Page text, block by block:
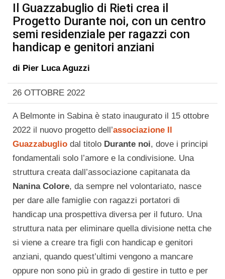
Il Guazzabuglio di Rieti crea il
Progetto Durante noi, con un centro
semi residenziale per ragazzi con
handicap e genitori anziani
di Pier Luca Aguzzi
26 OTTOBRE 2022
A Belmonte in Sabina è stato inaugurato il 15 ottobre
2022 il nuovo progetto dell’associazione Il
Guazzabuglio dal titolo Durante noi, dove i principi
fondamentali solo l’amore e la condivisione. Una
struttura creata dall’associazione capitanata da
Nanina Colore, da sempre nel volontariato, nasce
per dare alle famiglie con ragazzi portatori di
handicap una prospettiva diversa per il futuro. Una
struttura nata per eliminare quella divisione netta che
si viene a creare tra figli con handicap e genitori
anziani, quando quest’ultimi vengono a mancare
oppure non sono più in grado di gestire in tutto e per